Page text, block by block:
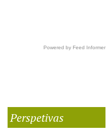
Powered by Feed Informer
Perspetivas